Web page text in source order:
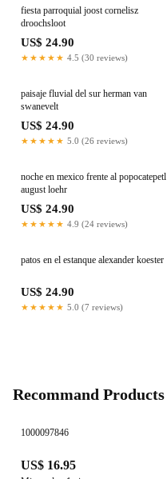
fiesta parroquial joost cornelisz
droochsloot
US$ 24.90
★★★★★ 4.5 (30 reviews)
paisaje fluvial del sur herman van
swanevelt
US$ 24.90
★★★★★ 5.0 (26 reviews)
noche en mexico frente al popocatepetl
august loehr
US$ 24.90
★★★★★ 4.9 (24 reviews)
patos en el estanque alexander koester
US$ 24.90
★★★★★ 5.0 (7 reviews)
Recommand Products
1000097846
US$ 16.95